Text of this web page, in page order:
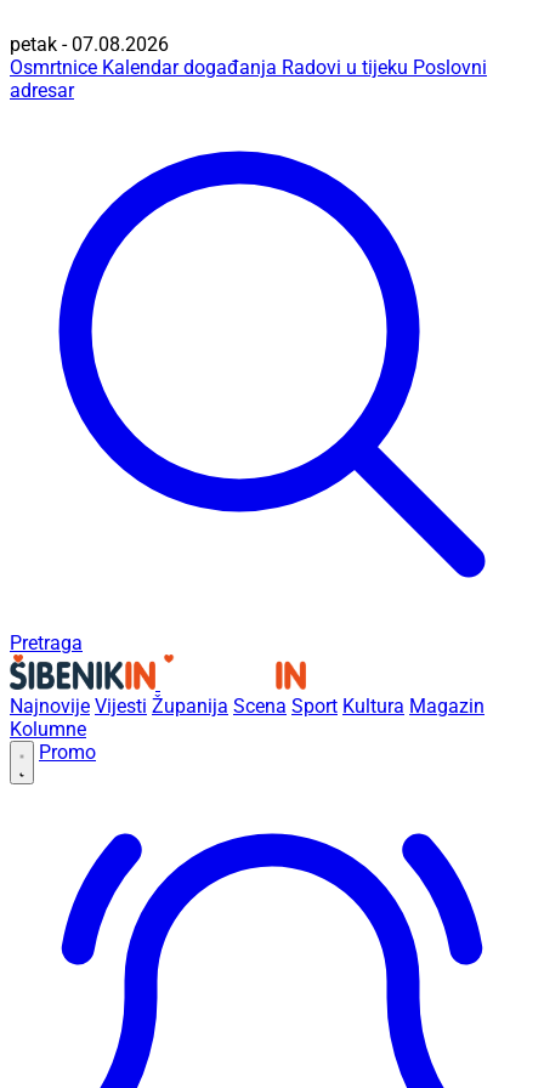
petak - 07.08.2026
Osmrtnice Kalendar događanja Radovi u tijeku Poslovni
adresar
Pretraga
Najnovije Vijesti Županija Scena Sport Kultura Magazin
Kolumne
Promo